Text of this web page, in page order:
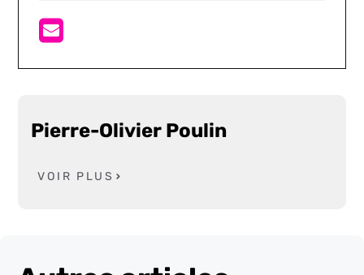
Pierre-Olivier Poulin
VOIR PLUS